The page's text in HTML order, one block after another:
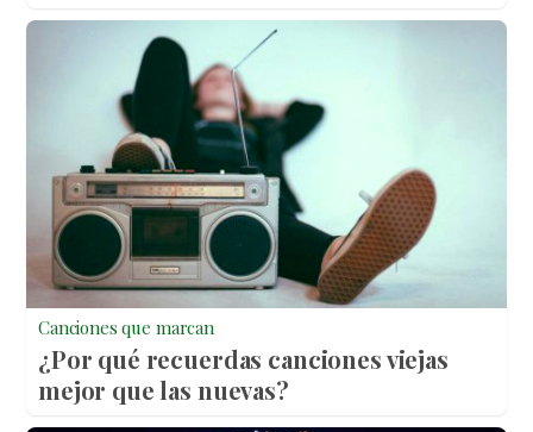
Canciones que marcan
¿Por qué recuerdas canciones viejas
mejor que las nuevas?